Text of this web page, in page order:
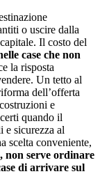
o uscire dalla
Il costo del
case che non
la risposta
Un tetto al
dell’offerta
e
quando il
e sicurezza al
scelta conveniente,
non serve ordinare
di arrivare sul